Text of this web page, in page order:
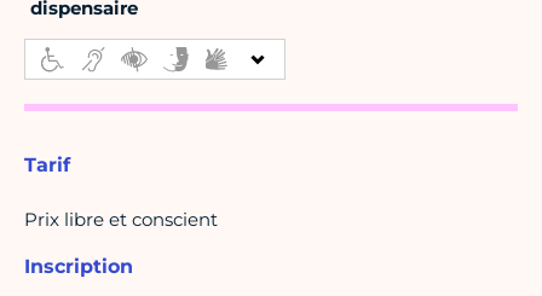
dispensaire
Tarif
Prix libre et conscient
Inscription